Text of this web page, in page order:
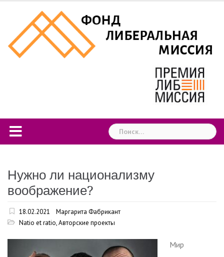
content
Найти:
Нужно ли национализму
воображение?
18.02.2021
Маргарита Фабрикант
Natio et ratio,Авторские проекты
Мир